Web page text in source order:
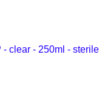
- clear - 250ml - sterile